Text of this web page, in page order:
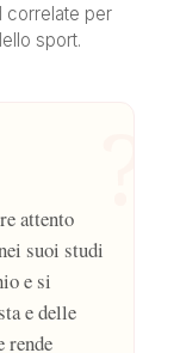
correlate per
sport.
attento
suoi studi
e si
e delle
rende